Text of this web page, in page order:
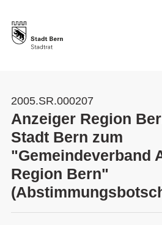
2005.SR.000207
Anzeiger Region
Stadt Bern zum
"Gemeindeverband
Region Bern"